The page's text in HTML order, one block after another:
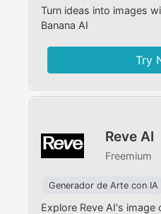
Turn ideas into images
Banana AI
Try
Reve AI
Freemium
Generador de Arte con IA
Explore Reve AI's image